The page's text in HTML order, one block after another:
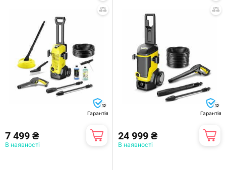
12
Гарантія
7 499 ₴
В наявності
12
Гарантія
24 999 ₴
В наявності